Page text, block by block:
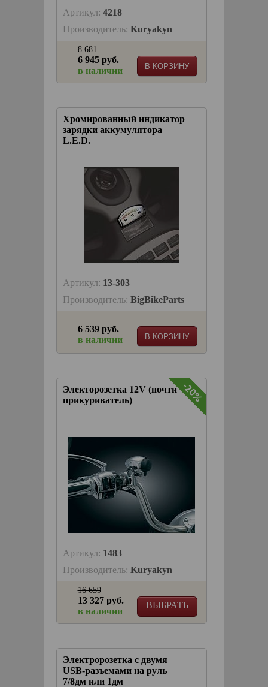
Артикул: 4218
Производитель: Kuryakyn
В КОРЗИНУ
8 681
6 945 руб.
в наличии
Хромированный индикатор
зарядки аккумулятора
L.E.D.
Артикул: 13-303
Производитель: BigBikeParts
В КОРЗИНУ
6 539 руб.
в наличии
Электорозетка 12V (почти
прикуриватель)
-20%
-20%
Артикул: 1483
Производитель: Kuryakyn
ВЫБРАТЬ
16 659
13 327 руб.
в наличии
Электророзетка с двумя
USB-разъемами на руль
7/8дм или 1дм